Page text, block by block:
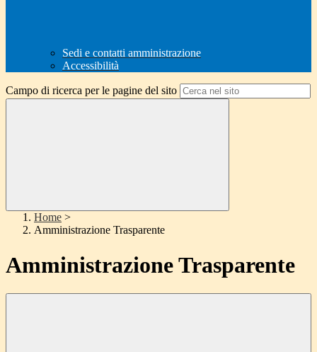
Sedi e contatti amministrazione
Accessibilità
Campo di ricerca per le pagine del sito
Home >
Amministrazione Trasparente
Amministrazione Trasparente